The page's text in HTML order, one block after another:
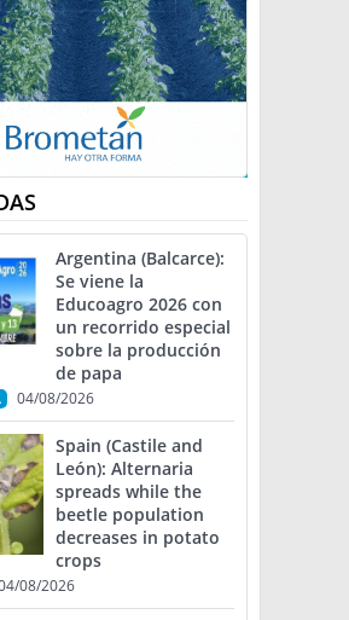
Argentina (Balcarce):
Se viene la
Educoagro 2026 con
un recorrido especial
sobre la producción
de papa
04/08/2026
Spain (Castile and
León): Alternaria
spreads while the
beetle population
decreases in potato
crops
08/2026